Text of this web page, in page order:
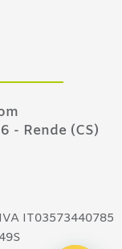
- Rende (CS)
IT03573440785